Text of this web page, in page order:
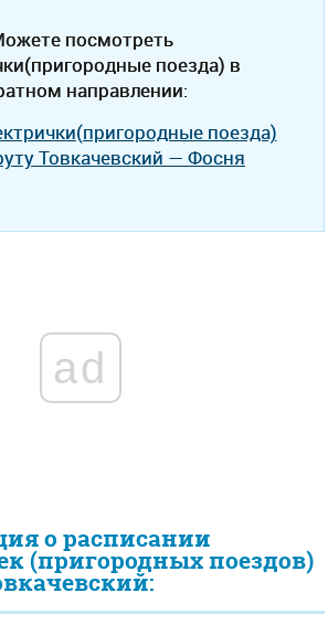
о расписании
(пригородных поездов)
посмотреть
поезда) в
направлении:
поезда)
Товкачевский — Фосня
ad